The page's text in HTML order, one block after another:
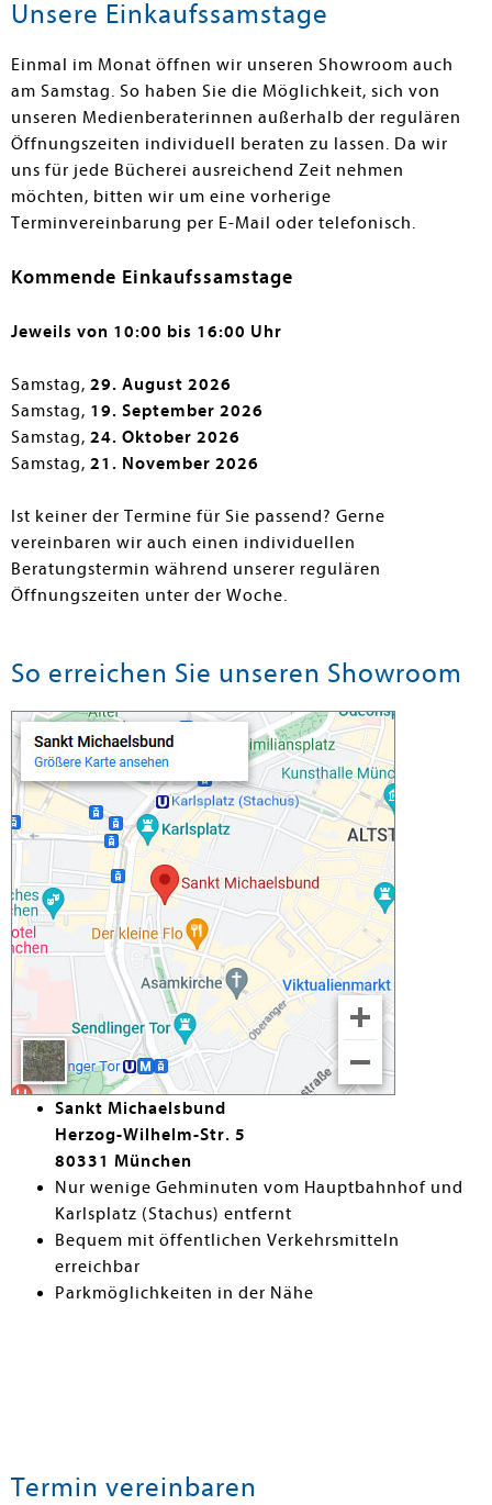
Unsere Einkaufssamstage
Einmal im Monat öffnen wir unseren Showroom auch
am Samstag. So haben Sie die Möglichkeit, sich von
unseren Medienberaterinnen außerhalb der regulären
Öffnungszeiten individuell beraten zu lassen. Da wir
uns für jede Bücherei ausreichend Zeit nehmen
möchten, bitten wir um eine vorherige
Terminvereinbarung per E-Mail oder telefonisch.
Kommende Einkaufssamstage
Jeweils von 10:00 bis 16:00 Uhr
Samstag, 29. August 2026
Samstag, 19. September 2026
Samstag, 24. Oktober 2026
Samstag, 21. November 2026
Ist keiner der Termine für Sie passend? Gerne
vereinbaren wir auch einen individuellen
Beratungstermin während unserer regulären
Öffnungszeiten unter der Woche.
So erreichen Sie unseren Showroom
Sankt Michaelsbund
Herzog-Wilhelm-Str. 5
80331 München
Nur wenige Gehminuten vom Hauptbahnhof und
Karlsplatz (Stachus) entfernt
Bequem mit öffentlichen Verkehrsmitteln
erreichbar
Parkmöglichkeiten in der Nähe
Termin vereinbaren